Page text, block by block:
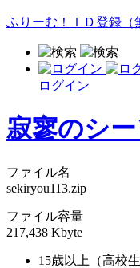
ふりーむ！ＩＤ登録（
ログイン
寂寥のシ
ファイル名
sekiryou113.zip
ファイル容量
217,438 Kbyte
15歳以上（高校生